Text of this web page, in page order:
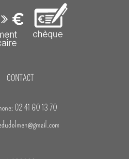
CONTACT
02 41 60 13 70